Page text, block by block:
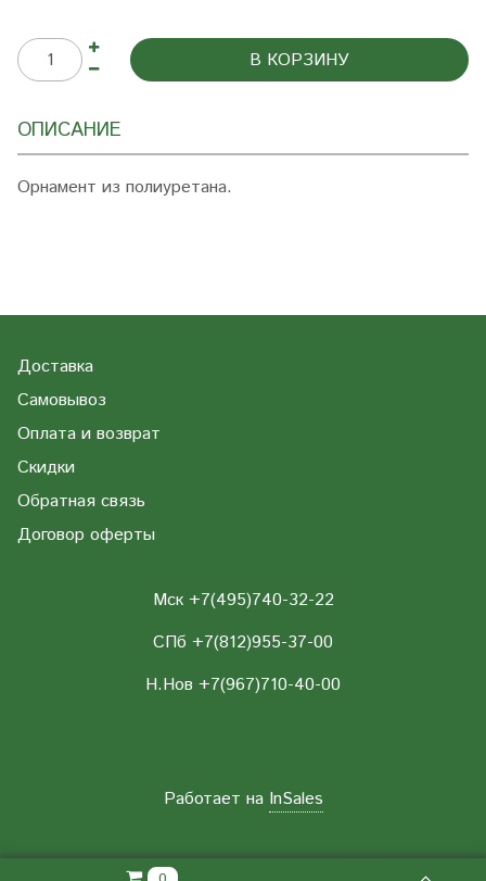
В КОРЗИНУ
ОПИСАНИЕ
Орнамент из полиуретана.
Доставка
Самовывоз
Оплата и возврат
Скидки
Обратная связь
Договор оферты
Мск +7(495)740-32-22
СПб +7(812)955-37-00
Н.Нов +7(967)710-40-00
Работает на InSales